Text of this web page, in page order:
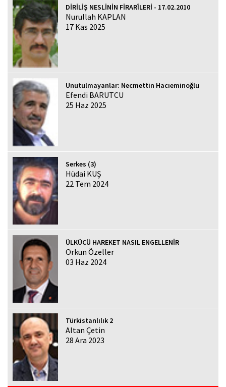
DİRİLİŞ NESLİNİN FİRARÎLERİ - 17.02.2010
Nurullah KAPLAN
17 Kas 2025
Unutulmayanlar: Necmettin Hacıeminoğlu
Efendi BARUTCU
25 Haz 2025
Serkes (3)
Hüdai KUŞ
22 Tem 2024
ÜLKÜCÜ HAREKET NASIL ENGELLENİR
Orkun Özeller
03 Haz 2024
Türkistanlılık 2
Altan Çetin
28 Ara 2023